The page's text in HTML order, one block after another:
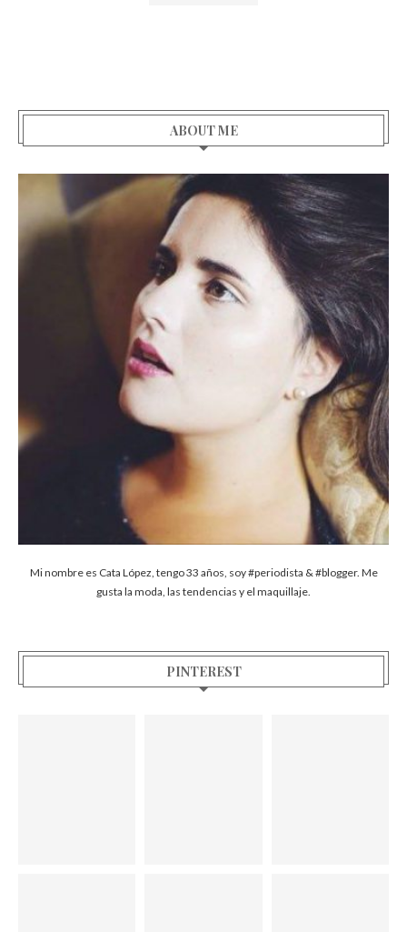
ABOUT ME
Mi nombre es Cata López, tengo 33 años, soy #periodista & #blogger. Me
gusta la moda, las tendencias y el maquillaje.
PINTEREST